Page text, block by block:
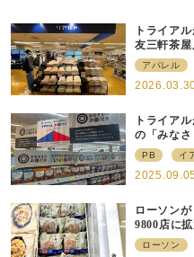
トライア
友三軒茶
店にも商
アパレル
トライア
の「みな
を販売
PB イ
ローソン
9800店に
700店での
ローソン